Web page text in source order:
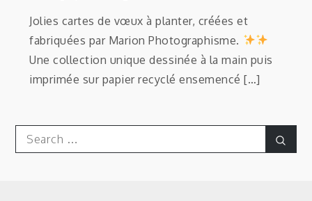
Jolies cartes de vœux à planter, créées et
fabriquées par Marion Photographisme.
Une collection unique dessinée à la main puis
imprimée sur papier recyclé ensemencé […]
Search
for: